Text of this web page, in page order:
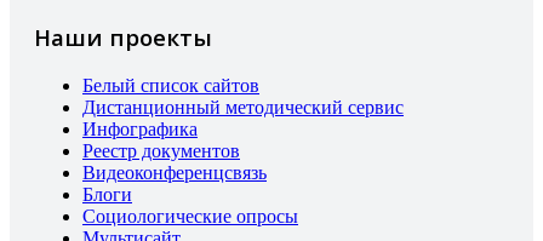
Наши проекты
Белый список сайтов
Дистанционный методический сервис
Инфографика
Реестр документов
Видеоконференцсвязь
Блоги
Социологические опросы